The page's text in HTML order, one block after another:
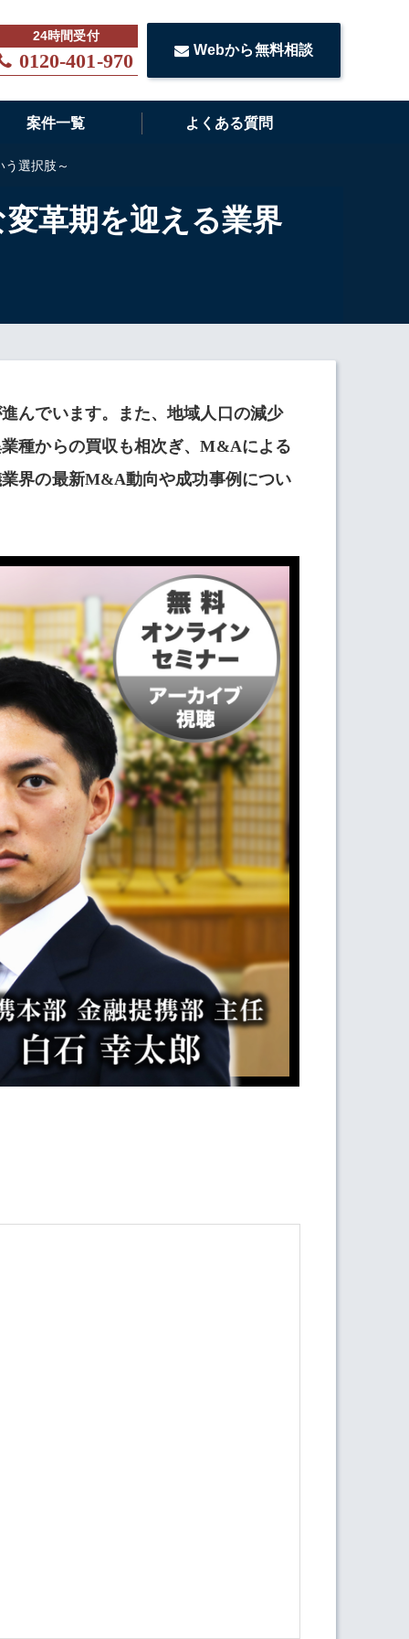
0120-401-970 Webから無料相談
案件一覧 よくある質問
選択肢～
革期を迎える業界
んでいます。また、地域人口の減少
種からの買収も相次ぎ、M&Aによる
界の最新M&A動向や成功事例につい